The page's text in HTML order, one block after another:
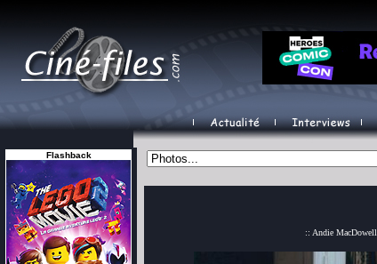
Flashback
:: Andie